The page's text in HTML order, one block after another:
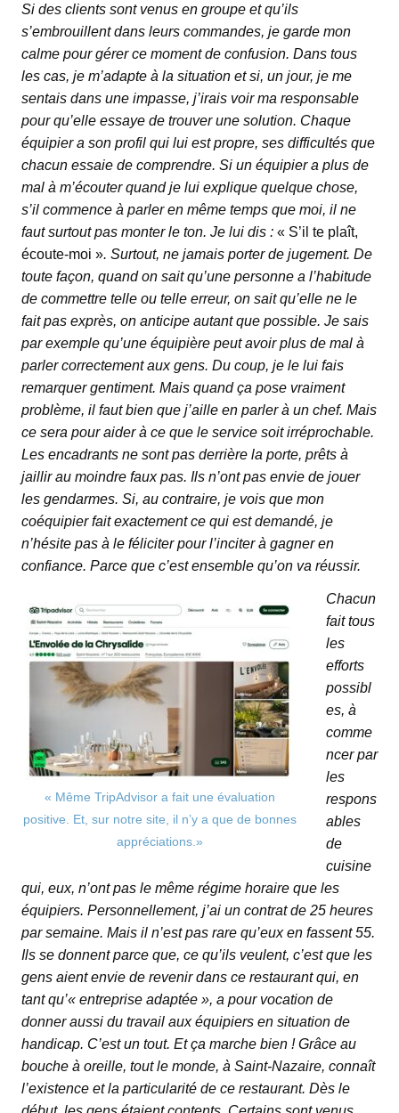
Si des clients sont venus en groupe et qu’ils
s’embrouillent dans leurs commandes, je garde mon
calme pour gérer ce moment de confusion. Dans tous
les cas, je m’adapte à la situation et si, un jour, je me
sentais dans une impasse, j’irais voir ma responsable
pour qu’elle essaye de trouver une solution. Chaque
équipier a son profil qui lui est propre, ses difficultés que
chacun essaie de comprendre. Si un équipier a plus de
mal à m’écouter quand je lui explique quelque chose,
s’il commence à parler en même temps que moi, il ne
faut surtout pas monter le ton. Je lui dis : « S’il te plaît,
écoute-moi ». Surtout, ne jamais porter de jugement. De
toute façon, quand on sait qu’une personne a l’habitude
de commettre telle ou telle erreur, on sait qu’elle ne le
fait pas exprès, on anticipe autant que possible. Je sais
par exemple qu’une équipière peut avoir plus de mal à
parler correctement aux gens. Du coup, je le lui fais
remarquer gentiment. Mais quand ça pose vraiment
problème, il faut bien que j’aille en parler à un chef. Mais
ce sera pour aider à ce que le service soit irréprochable.
Les encadrants ne sont pas derrière la porte, prêts à
jaillir au moindre faux pas. Ils n’ont pas envie de jouer
les gendarmes. Si, au contraire, je vois que mon
coéquipier fait exactement ce qui est demandé, je
n’hésite pas à le féliciter pour l’inciter à gagner en
confiance. Parce que c’est ensemble qu’on va réussir.
« Même TripAdvisor a fait une évaluation
positive. Et, sur notre site, il n’y a que de bonnes
appréciations.»
Chacun
fait tous
les
efforts
possibl
es, à
comme
ncer par
les
respons
ables
de
cuisine
qui, eux, n’ont pas le même régime horaire que les
équipiers. Personnellement, j’ai un contrat de 25 heures
par semaine. Mais il n’est pas rare qu’eux en fassent 55.
Ils se donnent parce que, ce qu’ils veulent, c’est que les
gens aient envie de revenir dans ce restaurant qui, en
tant qu’« entreprise adaptée », a pour vocation de
donner aussi du travail aux équipiers en situation de
handicap. C’est un tout. Et ça marche bien ! Grâce au
bouche à oreille, tout le monde, à Saint-Nazaire, connaît
l’existence et la particularité de ce restaurant. Dès le